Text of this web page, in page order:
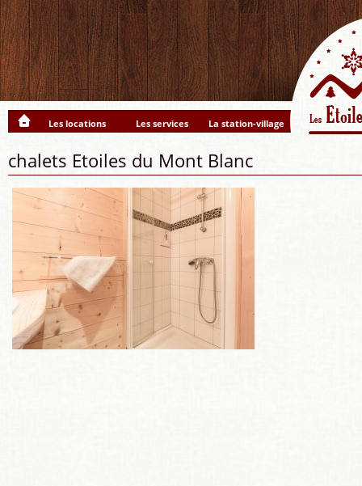
Les locations Les services La station-village
chalets Etoiles du Mont Blanc